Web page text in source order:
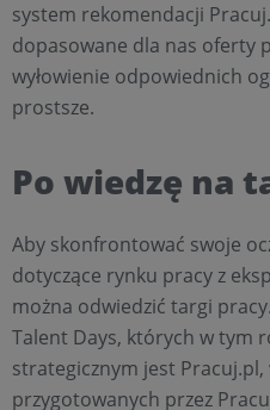
system rekomendacji
dopasowane dla nas oferty
wyłowienie odpowiednich
prostsze.
Po wiedzę na
Aby skonfrontować swoje
dotyczące rynku pracy z
można odwiedzić targi
Talent Days, których w tym
strategicznym jest Pracuj.pl,
przygotowanych przez